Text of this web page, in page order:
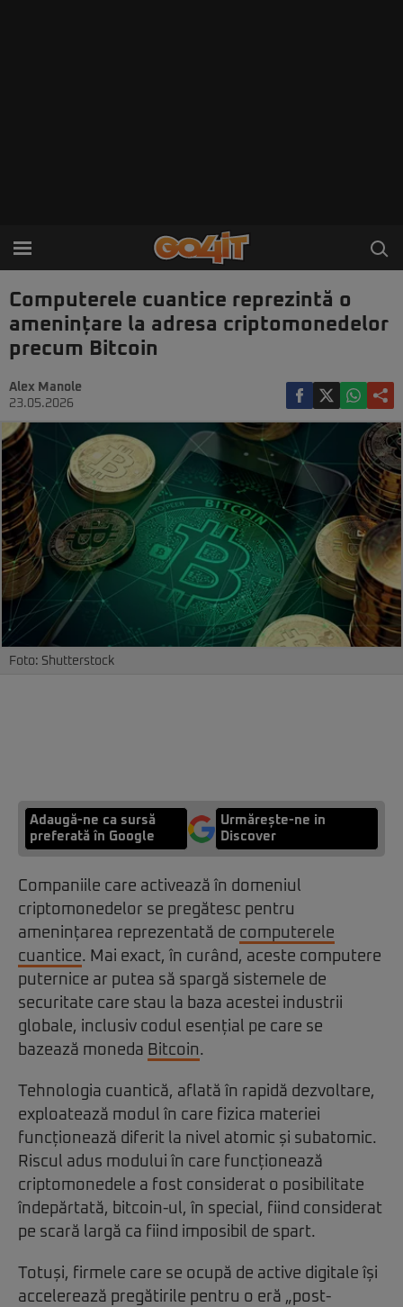
Computerele cuantice reprezintă o
amenințare la adresa criptomonedelor
precum Bitcoin
Alex Manole
23.05.2026
Foto: Shutterstock
Adaugă-ne ca sursă
preferată în Google
Urmărește-ne in
Discover
Companiile care activează în domeniul
criptomonedelor se pregătesc pentru
amenințarea reprezentată de computerele
cuantice. Mai exact, în curând, aceste computere
puternice ar putea să spargă sistemele de
securitate care stau la baza acestei industrii
globale, inclusiv codul esențial pe care se
bazează moneda Bitcoin.
Tehnologia cuantică, aflată în rapidă dezvoltare,
exploatează modul în care fizica materiei
funcționează diferit la nivel atomic și subatomic.
Riscul adus modului în care funcționează
criptomonedele a fost considerat o posibilitate
îndepărtată, bitcoin-ul, în special, fiind considerat
pe scară largă ca fiind imposibil de spart.
Totuși, firmele care se ocupă de active digitale își
accelerează pregătirile pentru o eră „post-